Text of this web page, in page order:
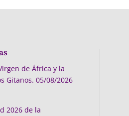
de África y la
Gitanos. 05/08/2026
2026 de la